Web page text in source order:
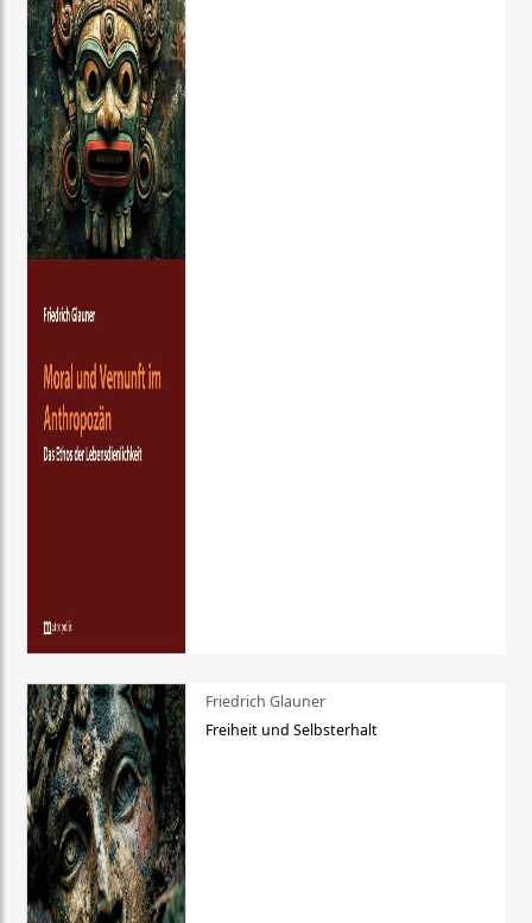
Friedrich Glauner
Freiheit und Selbsterhalt